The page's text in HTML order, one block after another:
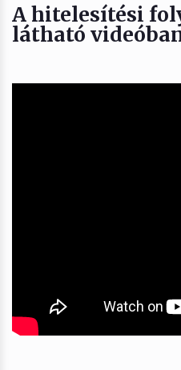
A hitelesítési
látható